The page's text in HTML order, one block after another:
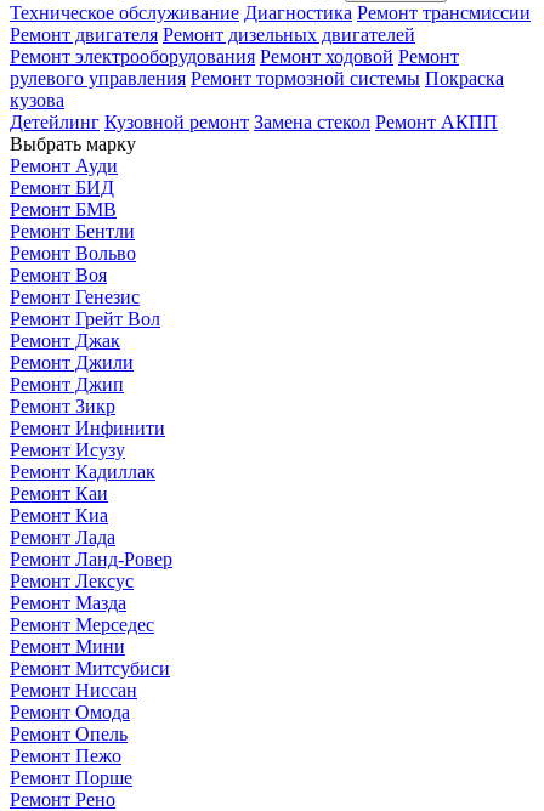
Техническое обслуживание Диагностика Ремонт трансмиссии
Ремонт двигателя Ремонт дизельных двигателей
Ремонт электрооборудования Ремонт ходовой Ремонт
рулевого управления Ремонт тормозной системы Покраска
кузова
Детейлинг Кузовной ремонт Замена стекол Ремонт АКПП
Выбрать марку
Ремонт Ауди
Ремонт БИД
Ремонт БМВ
Ремонт Бентли
Ремонт Вольво
Ремонт Воя
Ремонт Генезис
Ремонт Грейт Вол
Ремонт Джак
Ремонт Джили
Ремонт Джип
Ремонт Зикр
Ремонт Инфинити
Ремонт Исузу
Ремонт Кадиллак
Ремонт Каи
Ремонт Киа
Ремонт Лада
Ремонт Ланд-Ровер
Ремонт Лексус
Ремонт Мазда
Ремонт Мерседес
Ремонт Мини
Ремонт Митсубиси
Ремонт Ниссан
Ремонт Омода
Ремонт Опель
Ремонт Пежо
Ремонт Порше
Ремонт Рено